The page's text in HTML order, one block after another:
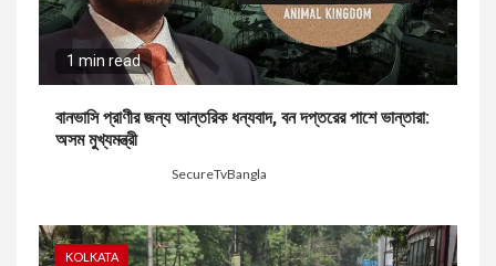
1 min read
বানভাসি প্রাণীর জন্য আন্তরিক ধন্যবাদ, বন দপ্তরের পাশে ভান্তারা:
অসম মুখ্যমন্ত্রী
SecureTvBangla
KOLKATA